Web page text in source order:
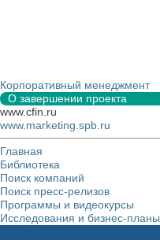
Корпоративный менеджмент
О завершении проекта
www.cfin.ru
www.marketing.spb.ru
Главная
Библиотека
Поиск компаний
Поиск пресс-релизов
Программы и видеокурсы
Исследования и бизнес-планы